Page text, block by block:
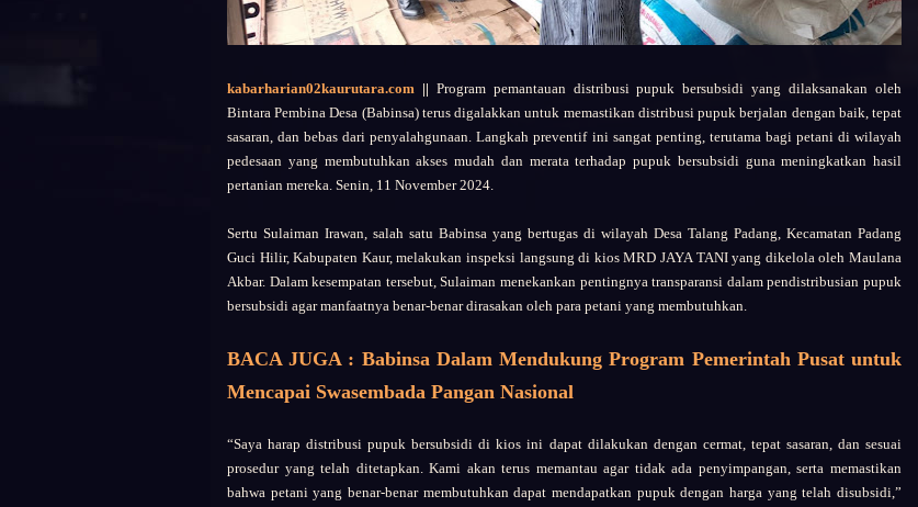
kabarharian02kaurutara.com || Program pemantauan distribusi pupuk bersubsidi yang dilaksanakan oleh
Bintara Pembina Desa (Babinsa) terus digalakkan untuk memastikan distribusi pupuk berjalan dengan baik, tepat
sasaran, dan bebas dari penyalahgunaan. Langkah preventif ini sangat penting, terutama bagi petani di wilayah
pedesaan yang membutuhkan akses mudah dan merata terhadap pupuk bersubsidi guna meningkatkan hasil
pertanian mereka. Senin, 11 November 2024.
Sertu Sulaiman Irawan, salah satu Babinsa yang bertugas di wilayah Desa Talang Padang, Kecamatan Padang
Guci Hilir, Kabupaten Kaur, melakukan inspeksi langsung di kios MRD JAYA TANI yang dikelola oleh Maulana
Akbar. Dalam kesempatan tersebut, Sulaiman menekankan pentingnya transparansi dalam pendistribusian pupuk
bersubsidi agar manfaatnya benar-benar dirasakan oleh para petani yang membutuhkan.
BACA JUGA : Babinsa Dalam Mendukung Program Pemerintah Pusat untuk
Mencapai Swasembada Pangan Nasional
“Saya harap distribusi pupuk bersubsidi di kios ini dapat dilakukan dengan cermat, tepat sasaran, dan sesuai
prosedur yang telah ditetapkan. Kami akan terus memantau agar tidak ada penyimpangan, serta memastikan
bahwa petani yang benar-benar membutuhkan dapat mendapatkan pupuk dengan harga yang telah disubsidi,”